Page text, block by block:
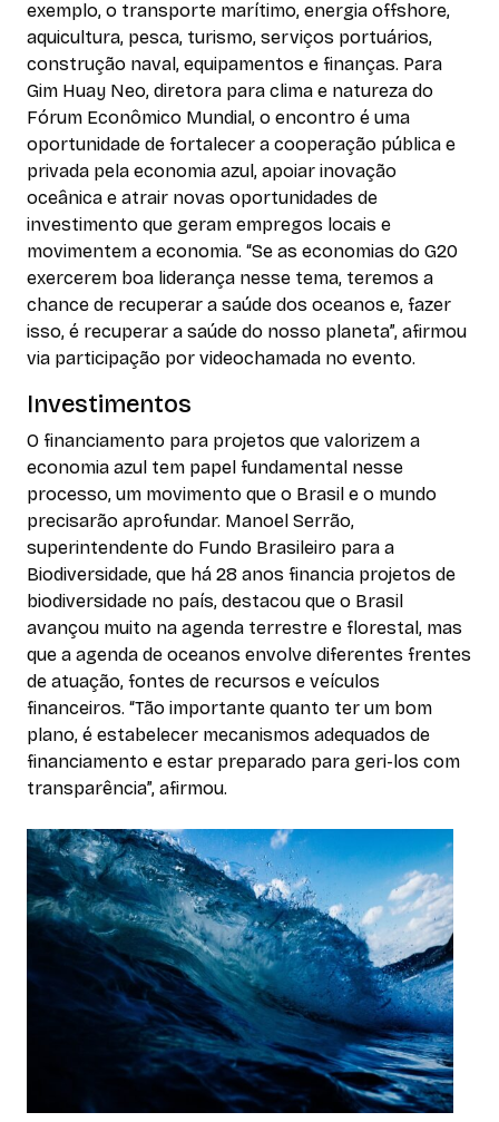
exemplo, o transporte marítimo, energia offshore,
aquicultura, pesca, turismo, serviços portuários,
construção naval, equipamentos e finanças. Para
Gim Huay Neo, diretora para clima e natureza do
Fórum Econômico Mundial, o encontro é uma
oportunidade de fortalecer a cooperação pública e
privada pela economia azul, apoiar inovação
oceânica e atrair novas oportunidades de
investimento que geram empregos locais e
movimentem a economia. “Se as economias do G20
exercerem boa liderança nesse tema, teremos a
chance de recuperar a saúde dos oceanos e, fazer
isso, é recuperar a saúde do nosso planeta”, afirmou
via participação por videochamada no evento.
Investimentos
O financiamento para projetos que valorizem a
economia azul tem papel fundamental nesse
processo, um movimento que o Brasil e o mundo
precisarão aprofundar. Manoel Serrão,
superintendente do Fundo Brasileiro para a
Biodiversidade, que há 28 anos financia projetos de
biodiversidade no país, destacou que o Brasil
avançou muito na agenda terrestre e florestal, mas
que a agenda de oceanos envolve diferentes frentes
de atuação, fontes de recursos e veículos
financeiros. “Tão importante quanto ter um bom
plano, é estabelecer mecanismos adequados de
financiamento e estar preparado para geri-los com
transparência”, afirmou.